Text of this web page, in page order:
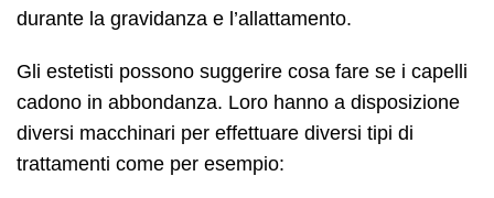
durante la gravidanza e l’allattamento.
Gli estetisti possono suggerire cosa fare se i capelli
cadono in abbondanza. Loro hanno a disposizione
diversi macchinari per effettuare diversi tipi di
trattamenti come per esempio: